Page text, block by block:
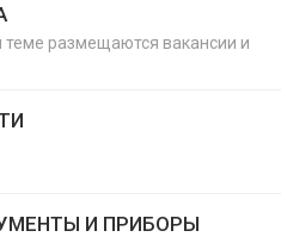
теме размещаются вакансии и
И ПРИБОРЫ